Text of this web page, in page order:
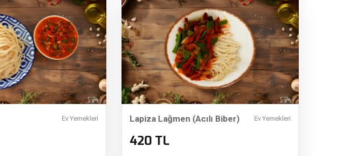
Ev Yemekleri Lapiza Lağmen (Acılı Biber) Ev Yemekleri
420 TL